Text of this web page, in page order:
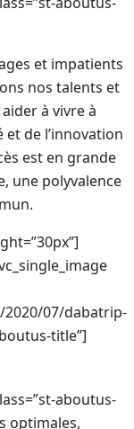
et impatients
nos talents et
à vivre à
de l’innovation
est en grande
une polyvalence
07/dabatrip-
title”]
aboutus-
optimales,